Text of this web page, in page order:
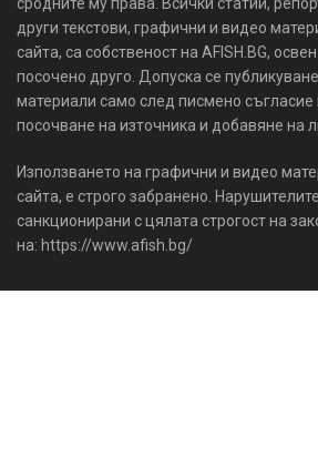
други текстови, графични и видео
сайта, са собственост на AFISH.BG,
посочено друго. Допуска се
материали само след писмено съгласие
посочване на източника и добавяне на
Използването на графични и видео
сайта, е строго забранено.
санкционирани с цялата строгост на
на: https://www.afish.bg/